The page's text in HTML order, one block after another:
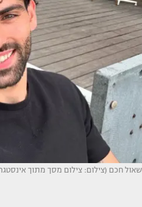
שאול חכם (צילום: צילום מסך מתוך